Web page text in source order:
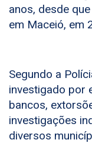
anos, desde
em Maceió, em
Segundo a
investigado por
bancos,
investigações
diversos